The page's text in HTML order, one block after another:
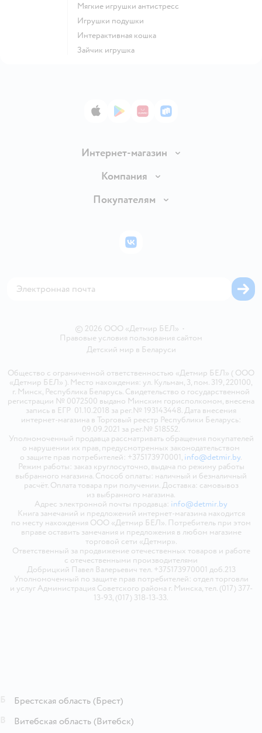
Мягкие игрушки антистресс
Игрушки подушки
Интерактивная кошка
Зайчик игрушка
App StoreGoogle Play
AppGallery
RuStore
Интернет-магазин
Доставка и оплата
Правила продажи
Политика использования файлов cookie
Компания
Вакансии
Покупателям
Бонусные карты
© 2026 ООО «Детмир БЕЛ» •
Правовые условия пользования сайтом
Детский мир в Беларуси
Общество с ограниченной ответственностью «Детмир БЕЛ» ( ООО
«Детмир БЕЛ» ). Место нахождения: ул. Кульман, 3, пом. 319, 220100,
г. Минск, Республика Беларусь. Свидетельство о государственной
регистрации № 0072500 выдано Минским горисполкомом, внесена
запись в ЕГР 01.10.2018 за рег.№ 193143448. Дата внесения
интернет-магазина в Торговый реестр Республики Беларусь:
09.09.2021 за рег.№ 518552.
Уполномоченный продавца рассматривать обращения покупателей
о нарушении их прав, предусмотренных законодательством
о защите прав потребителей: +375173970001, info@detmir.by.
Режим работы: заказ круглосуточно, выдача по режиму работы
выбранного магазина. Способ оплаты: наличный и безналичный
расчёт. Оплата товара при получении. Доставка: самовывоз
из выбранного магазина.
Адрес электронной почты продавца: info@detmir.by
Книга замечаний и предложений интернет-магазина находится
по месту нахождения ООО «Детмир БЕЛ». Потребитель при этом
вправе оставить замечания и предложения в любом магазине
торговой сети «Детмир».
Ответственный за продвижение отечественных товаров и работе
с отечественными производителями
Добрицкий Павел Валерьевич тел. +375173970001 доб.213
Уполномоченный по защите прав потребителей: отдел торговли
и услуг Администрация Советского района г. Минска, тел. (017) 377-
13-93, (017) 318-13-33.
ВКонтакте
Брестская область (Брест)
Витебская область (Витебск)